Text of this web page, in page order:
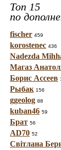
Топ 15
по
fischer 459
korostenec 436
Nadezda
Магаз
Борис Ассеев
Рыбак 156
ggeolog 88
kuban46 59
Брат 56
AD70 52
Світлана